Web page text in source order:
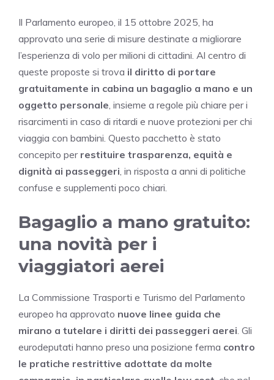
Il Parlamento europeo, il 15 ottobre 2025, ha
approvato una serie di misure destinate a migliorare
l’esperienza di volo per milioni di cittadini. Al centro di
queste proposte si trova il diritto di portare
gratuitamente in cabina un bagaglio a mano e un
oggetto personale , insieme a regole più chiare per i
risarcimenti in caso di ritardi e nuove protezioni per chi
viaggia con bambini. Questo pacchetto è stato
concepito per restituire trasparenza, equità e
dignità ai passeggeri , in risposta a anni di politiche
confuse e supplementi poco chiari.
Bagaglio a mano gratuito:
una novità per i
viaggiatori aerei
La Commissione Trasporti e Turismo del Parlamento
europeo ha approvato nuove linee guida che
mirano a tutelare i diritti dei passeggeri aerei . Gli
eurodeputati hanno preso una posizione ferma contro
le pratiche restrittive adottate da molte